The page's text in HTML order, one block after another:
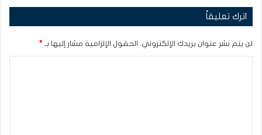
اترك تعليقاً
لن يتم نشر عنوان بريدك الإلكتروني. الحقول الإلزامية مشار إليها بـ *